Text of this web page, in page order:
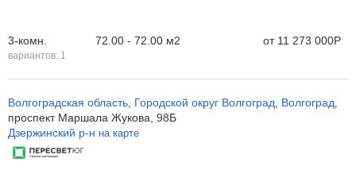
3-комн.
вариантов: 1
72.00 - 72.00 м2 от 11 273 000Р
Волгоградская область, Городской округ Волгоград, Волгоград,
проспект Маршала Жукова, 98Б
Дзержинский р-н на карте